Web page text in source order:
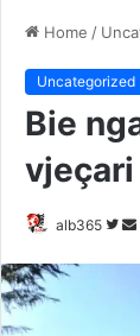
Home /
Uncategorized
Bie
vjeçari
alb365